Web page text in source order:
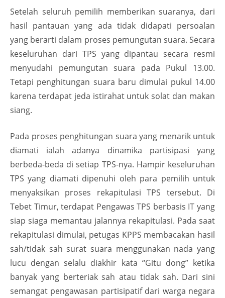
Setelah seluruh pemilih memberikan suaranya, dari
hasil pantauan yang ada tidak didapati persoalan
yang berarti dalam proses pemungutan suara. Secara
keseluruhan dari TPS yang dipantau secara resmi
menyudahi pemungutan suara pada Pukul 13.00.
Tetapi penghitungan suara baru dimulai pukul 14.00
karena terdapat jeda istirahat untuk solat dan makan
siang.
Pada proses penghitungan suara yang menarik untuk
diamati ialah adanya dinamika partisipasi yang
berbeda-beda di setiap TPS-nya. Hampir keseluruhan
TPS yang diamati dipenuhi oleh para pemilih untuk
menyaksikan proses rekapitulasi TPS tersebut. Di
Tebet Timur, terdapat Pengawas TPS berbasis IT yang
siap siaga memantau jalannya rekapitulasi. Pada saat
rekapitulasi dimulai, petugas KPPS membacakan hasil
sah/tidak sah surat suara menggunakan nada yang
lucu dengan selalu diakhir kata “Gitu dong” ketika
banyak yang berteriak sah atau tidak sah. Dari sini
semangat pengawasan partisipatif dari warga negara